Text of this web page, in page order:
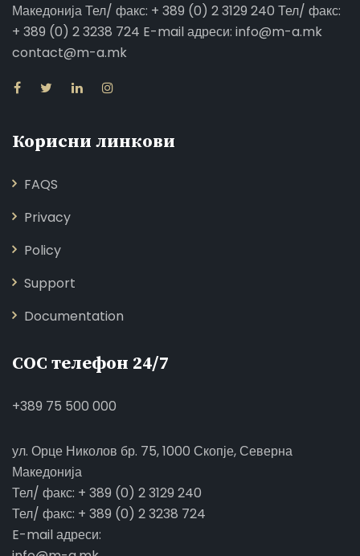
Македонија Тел/ факс: + 389 (0) 2 3129 240 Тел/ факс:
+ 389 (0) 2 3238 724 E-mail адреси: info@m-a.mk
contact@m-a.mk
Корисни линкови
FAQS
Privacy
Policy
Support
Documentation
СОС телефон 24/7
+389 75 500 000
ул. Орце Николов бр. 75, 1000 Скопје, Северна
Македонија
Тел/ факс: + 389 (0) 2 3129 240
Тел/ факс: + 389 (0) 2 3238 724
E-mail адреси: